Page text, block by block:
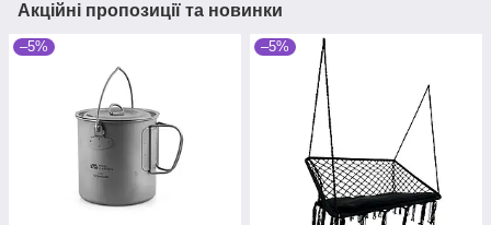
Акційні пропозиції та новинки
–5% –5%